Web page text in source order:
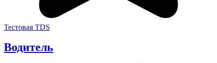
Тестовая TDS
Водитель